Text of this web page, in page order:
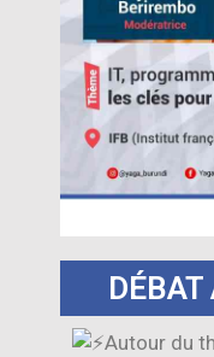
DÉBAT
Autour du